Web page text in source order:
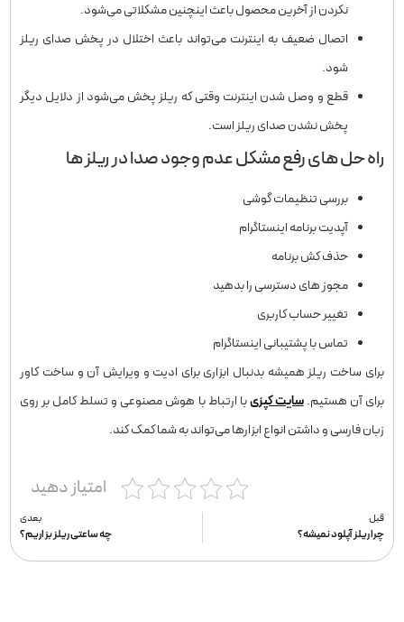
نکردن از آخرین محصول باعث اینچنین مشکلاتی می‌شود.
اتصال ضعیف به اینترنت می‌تواند باعث اختلال در پخش صدای ریلز
شود‌.
قطع و وصل شدن اینترنت وقتی که ریلز پخش می‌شود از دلایل دیگر
پخش نشدن صدای ریلز است.
راه حل های رفع مشکل عدم وجود صدا در ریلز ها
بررسی تنظیمات گوشی
آپدیت برنامه اینستاگرام
حذف کش برنامه
مجوز های دسترسی را بدهید
تغییر حساب کاربری
تماس با پشتیبانی اینستاگرام
برای ساخت ریلز همیشه بدنبال ابزاری برای ادیت و ویرایش آن و ساخت کاور
برای آن هستیم.سایت کپزیبا ارتباط با هوش مصنوعی و تسلط کامل بر روی
زبان فارسی و داشتن انواع ابزارها می‌تواند به شما کمک کند.
امتیاز دهید
قبل
چرا ریلز آپلود نمیشه؟
بعدی
چه ساعتی ریلز بزاریم؟